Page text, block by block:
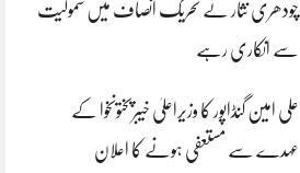
چودھری نثار نے تحریک انصاف میں شمولیت
سے انکاری رہے
علی امین گنڈاپور کا وزیراعلیٰ خیبرپختونخوا کے
عہدے سے مستعفی ہونے کا اعلان